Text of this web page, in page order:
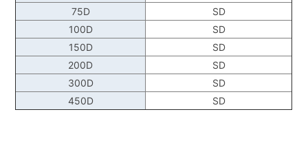
75D
SD
100D
SD
150D
SD
200D
SD
300D
SD
450D
SD